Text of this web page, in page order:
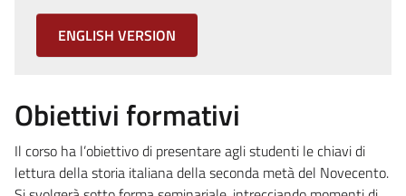
ENGLISH VERSION
Obiettivi formativi
Il corso ha l’obiettivo di presentare agli studenti le chiavi di
lettura della storia italiana della seconda metà del Novecento.